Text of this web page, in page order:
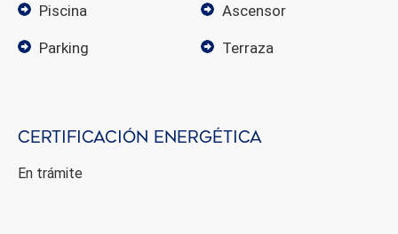
piscina ascensor
parking terraza
Certificación energética
En trámite
Técnicas y funcionales